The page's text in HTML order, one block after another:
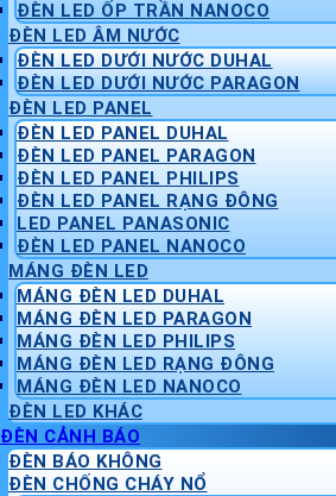
ĐÈN LED ỐP TRẦN NANOCO
ĐÈN LED ÂM NƯỚC
ĐÈN LED DƯỚI NƯỚC DUHAL
ĐÈN LED DƯỚI NƯỚC PARAGON
ĐÈN LED PANEL
ĐÈN LED PANEL DUHAL
ĐÈN LED PANEL PARAGON
ĐÈN LED PANEL PHILIPS
ĐÈN LED PANEL RẠNG ĐÔNG
LED PANEL PANASONIC
ĐÈN LED PANEL NANOCO
MÁNG ĐÈN LED
MÁNG ĐÈN LED DUHAL
MÁNG ĐÈN LED PARAGON
MÁNG ĐÈN LED PHILIPS
MÁNG ĐÈN LED RẠNG ĐÔNG
MÁNG ĐÈN LED NANOCO
ĐÈN LED KHÁC
ĐÈN CẢNH BÁO
ĐÈN BÁO KHÔNG
ĐÈN CHỐNG CHÁY NỔ